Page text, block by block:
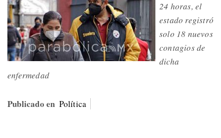
24 horas, el
estado registró
solo 18 nuevos
contagios de
dicha
enfermedad
Publicado en Política